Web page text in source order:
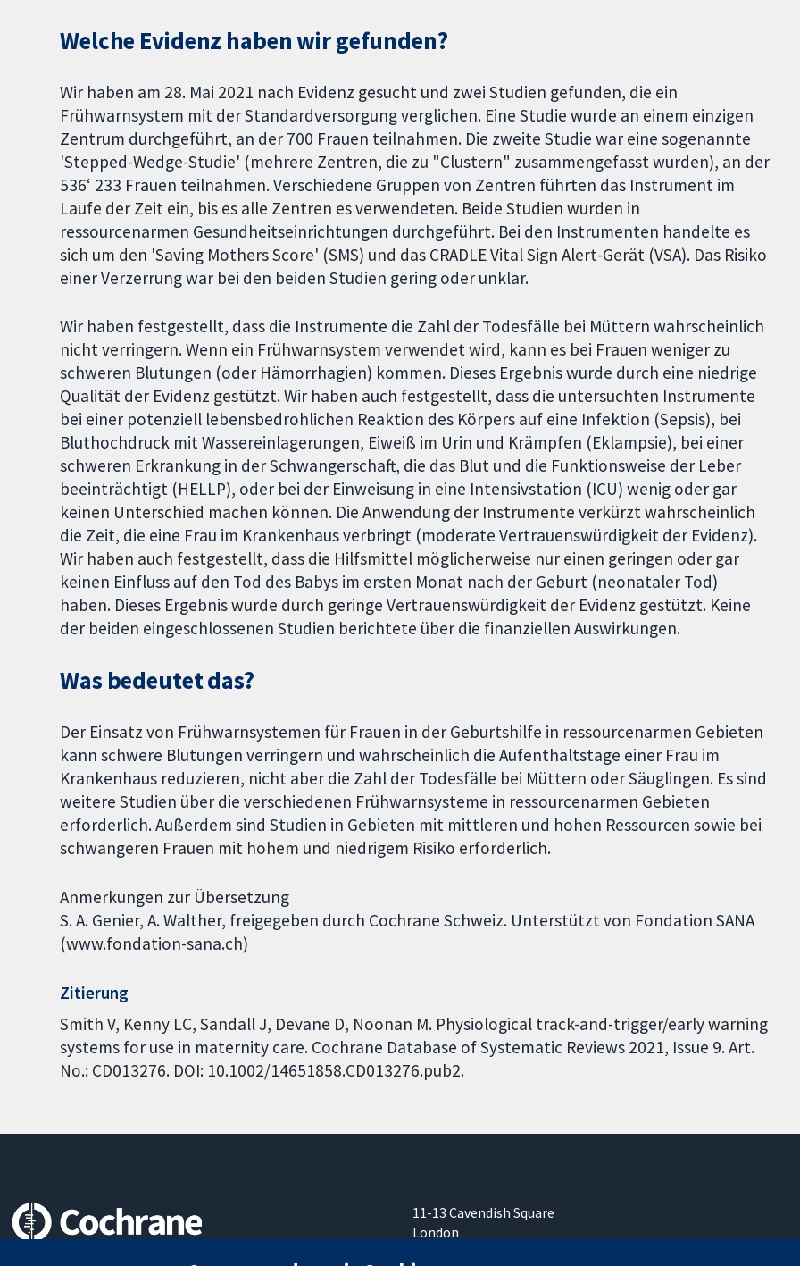
Welche Evidenz haben wir gefunden?
Wir haben am 28. Mai 2021 nach Evidenz gesucht und zwei Studien gefunden, die ein
Frühwarnsystem mit der Standardversorgung verglichen. Eine Studie wurde an einem einzigen
Zentrum durchgeführt, an der 700 Frauen teilnahmen. Die zweite Studie war eine sogenannte
'Stepped-Wedge-Studie' (mehrere Zentren, die zu "Clustern" zusammengefasst wurden), an der
536‘ 233 Frauen teilnahmen. Verschiedene Gruppen von Zentren führten das Instrument im
Laufe der Zeit ein, bis es alle Zentren es verwendeten. Beide Studien wurden in
ressourcenarmen Gesundheitseinrichtungen durchgeführt. Bei den Instrumenten handelte es
sich um den 'Saving Mothers Score' (SMS) und das CRADLE Vital Sign Alert-Gerät (VSA). Das Risiko
einer Verzerrung war bei den beiden Studien gering oder unklar.
Wir haben festgestellt, dass die Instrumente die Zahl der Todesfälle bei Müttern wahrscheinlich
nicht verringern. Wenn ein Frühwarnsystem verwendet wird, kann es bei Frauen weniger zu
schweren Blutungen (oder Hämorrhagien) kommen. Dieses Ergebnis wurde durch eine niedrige
Qualität der Evidenz gestützt. Wir haben auch festgestellt, dass die untersuchten Instrumente
bei einer potenziell lebensbedrohlichen Reaktion des Körpers auf eine Infektion (Sepsis), bei
Bluthochdruck mit Wassereinlagerungen, Eiweiß im Urin und Krämpfen (Eklampsie), bei einer
schweren Erkrankung in der Schwangerschaft, die das Blut und die Funktionsweise der Leber
beeinträchtigt (HELLP), oder bei der Einweisung in eine Intensivstation (ICU) wenig oder gar
keinen Unterschied machen können. Die Anwendung der Instrumente verkürzt wahrscheinlich
die Zeit, die eine Frau im Krankenhaus verbringt (moderate Vertrauenswürdigkeit der Evidenz).
Wir haben auch festgestellt, dass die Hilfsmittel möglicherweise nur einen geringen oder gar
keinen Einfluss auf den Tod des Babys im ersten Monat nach der Geburt (neonataler Tod)
haben. Dieses Ergebnis wurde durch geringe Vertrauenswürdigkeit der Evidenz gestützt. Keine
der beiden eingeschlossenen Studien berichtete über die finanziellen Auswirkungen.
Was bedeutet das?
Der Einsatz von Frühwarnsystemen für Frauen in der Geburtshilfe in ressourcenarmen Gebieten
kann schwere Blutungen verringern und wahrscheinlich die Aufenthaltstage einer Frau im
Krankenhaus reduzieren, nicht aber die Zahl der Todesfälle bei Müttern oder Säuglingen. Es sind
weitere Studien über die verschiedenen Frühwarnsysteme in ressourcenarmen Gebieten
erforderlich. Außerdem sind Studien in Gebieten mit mittleren und hohen Ressourcen sowie bei
schwangeren Frauen mit hohem und niedrigem Risiko erforderlich.
Anmerkungen zur Übersetzung
S. A. Genier, A. Walther, freigegeben durch Cochrane Schweiz. Unterstützt von Fondation SANA
(www.fondation-sana.ch)
Zitierung
Smith V, Kenny LC, Sandall J, Devane D, Noonan M. Physiological track-and-trigger/early warning
systems for use in maternity care. Cochrane Database of Systematic Reviews 2021, Issue 9. Art.
No.: CD013276. DOI: 10.1002/14651858.CD013276.pub2.
11-13 Cavendish Square
London